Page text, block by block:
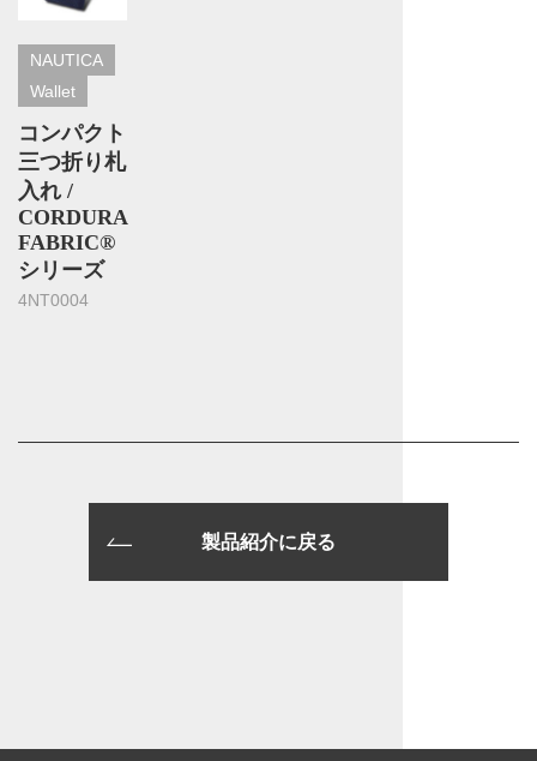
NAUTICA
Wallet
コンパクト
三つ折り札
入れ /
CORDURA
FABRIC®
シリーズ
4NT0004
製品紹介に戻る